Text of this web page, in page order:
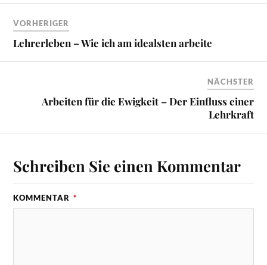
VORHERIGER
Lehrerleben – Wie ich am idealsten arbeite
NÄCHSTER
Arbeiten für die Ewigkeit – Der Einfluss einer
Lehrkraft
Schreiben Sie einen Kommentar
KOMMENTAR *